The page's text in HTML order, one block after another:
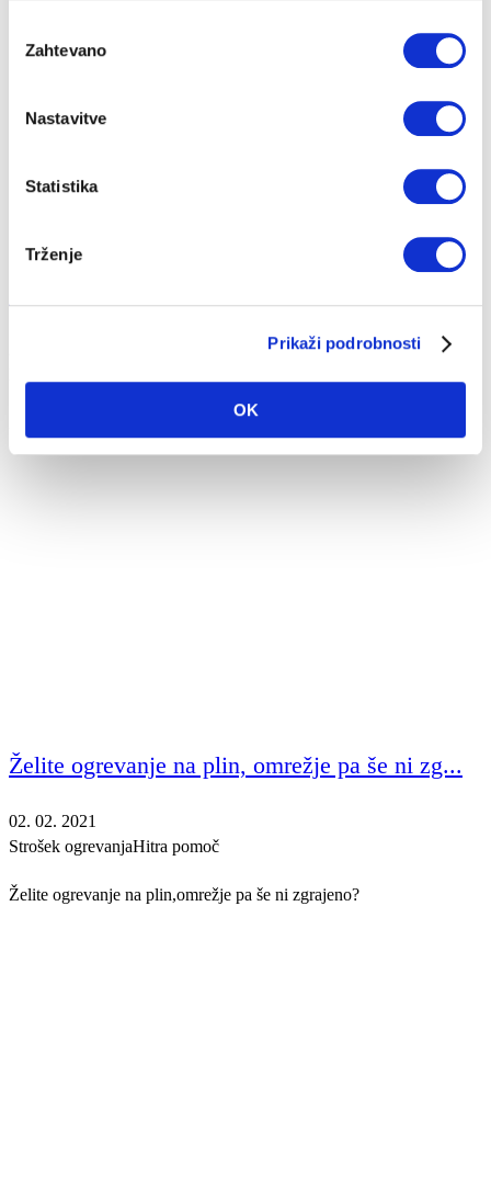
soglasja
Zahtevano
Nastavitve
Statistika
Trženje
Prikaži podrobnosti
OK
Zakaj naj vsak mesec sporočam števčno stanje?
Želite ogrevanje na plin, omrežje pa še ni zg...
02. 02. 2021
Strošek ogrevanjaHitra pomoč
Želite ogrevanje na plin,omrežje pa še ni zgrajeno?